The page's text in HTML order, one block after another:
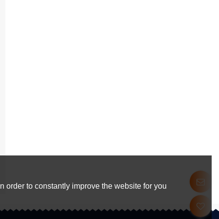
to constantly improve the website for you.